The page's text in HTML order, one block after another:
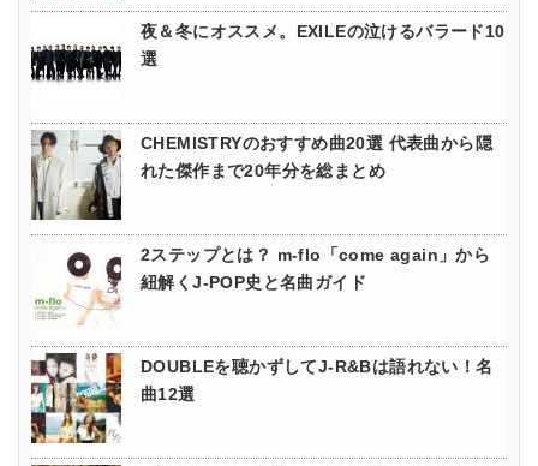
夜＆冬にオススメ。EXILEの泣けるバラード10
選
CHEMISTRYのおすすめ曲20選 代表曲から隠
れた傑作まで20年分を総まとめ
2ステップとは？ m-flo「come again」から
紐解くJ-POP史と名曲ガイド
DOUBLEを聴かずしてJ-R&Bは語れない！名
曲12選